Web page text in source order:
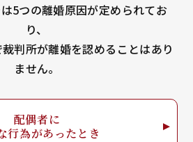
5つの離婚原因が定められてお
り、
判所が離婚を認めることはあり
ません。
配偶者に
行為があったとき